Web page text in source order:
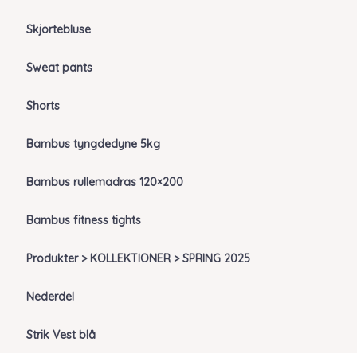
Skjortebluse
Sweat pants
Shorts
Bambus tyngdedyne 5kg
Bambus rullemadras 120×200
Bambus fitness tights
Produkter > KOLLEKTIONER > SPRING 2025
Nederdel
Strik Vest blå